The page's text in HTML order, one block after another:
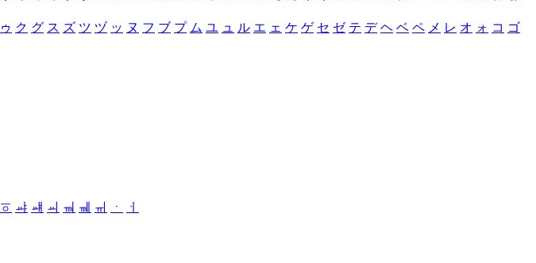
ゥ ク グ ス ズ ツ ヅ ッ ヌ フ ブ プ ム ユ ュ ル エ ェ ケ ゲ セ ゼ テ デ ヘ ベ ペ メ レ オ ォ コ ゴ
ㆆ ㆇ ㆈ ㆉ ㆊ ㆋ ㆌ ㆍ
ㆎ